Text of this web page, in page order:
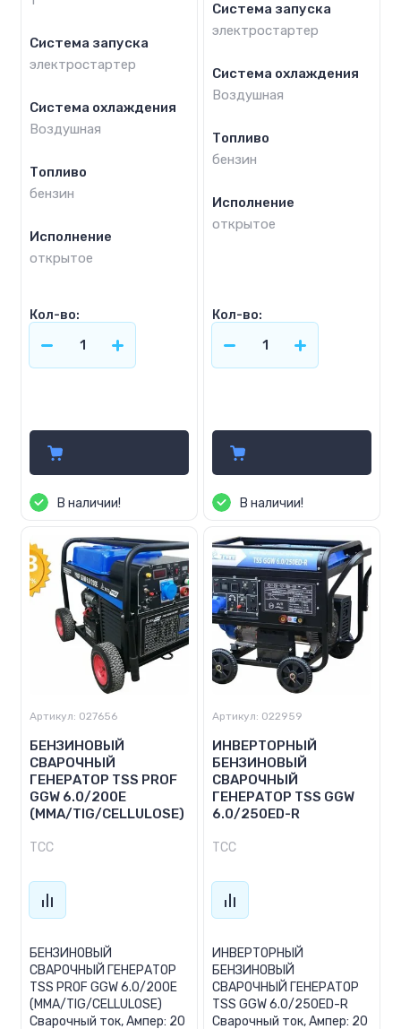
Система запуска
электростартер
Система охлаждения
Воздушная
Топливо
бензин
Исполнение
открытое
Кол-во:
В наличии!
Система запуска
электростартер
Система охлаждения
Воздушная
Топливо
бензин
Исполнение
открытое
Кол-во:
В наличии!
Артикул: 027656
БЕНЗИНОВЫЙ
СВАРОЧНЫЙ
ГЕНЕРАТОР TSS PROF
GGW 6.0/200E
(MMA/TIG/CELLULOSE)
ТСС
БЕНЗИНОВЫЙ
СВАРОЧНЫЙ ГЕНЕРАТОР
TSS PROF GGW 6.0/200E
(MMA/TIG/CELLULOSE)
Сварочный ток, Ампер: 20
Артикул: 022959
ИНВЕРТОРНЫЙ
БЕНЗИНОВЫЙ
СВАРОЧНЫЙ
ГЕНЕРАТОР TSS GGW
6.0/250ED-R
ТСС
ИНВЕРТОРНЫЙ
БЕНЗИНОВЫЙ
СВАРОЧНЫЙ ГЕНЕРАТОР
TSS GGW 6.0/250ED-R
Сварочный ток, Ампер: 20